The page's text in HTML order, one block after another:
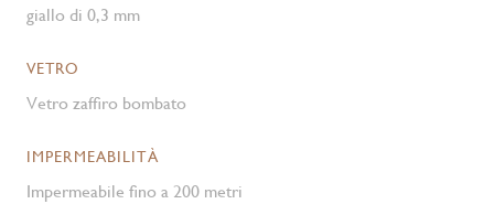
giallo di 0,3 mm
VETRO
Vetro zaffiro bombato
IMPERMEABILITÀ
Impermeabile fino a 200 metri